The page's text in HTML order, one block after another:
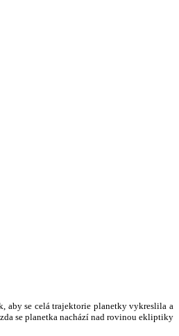
aby se celá trajektorie planetky vykreslila a
se planetka nachází nad rovinou ekliptiky